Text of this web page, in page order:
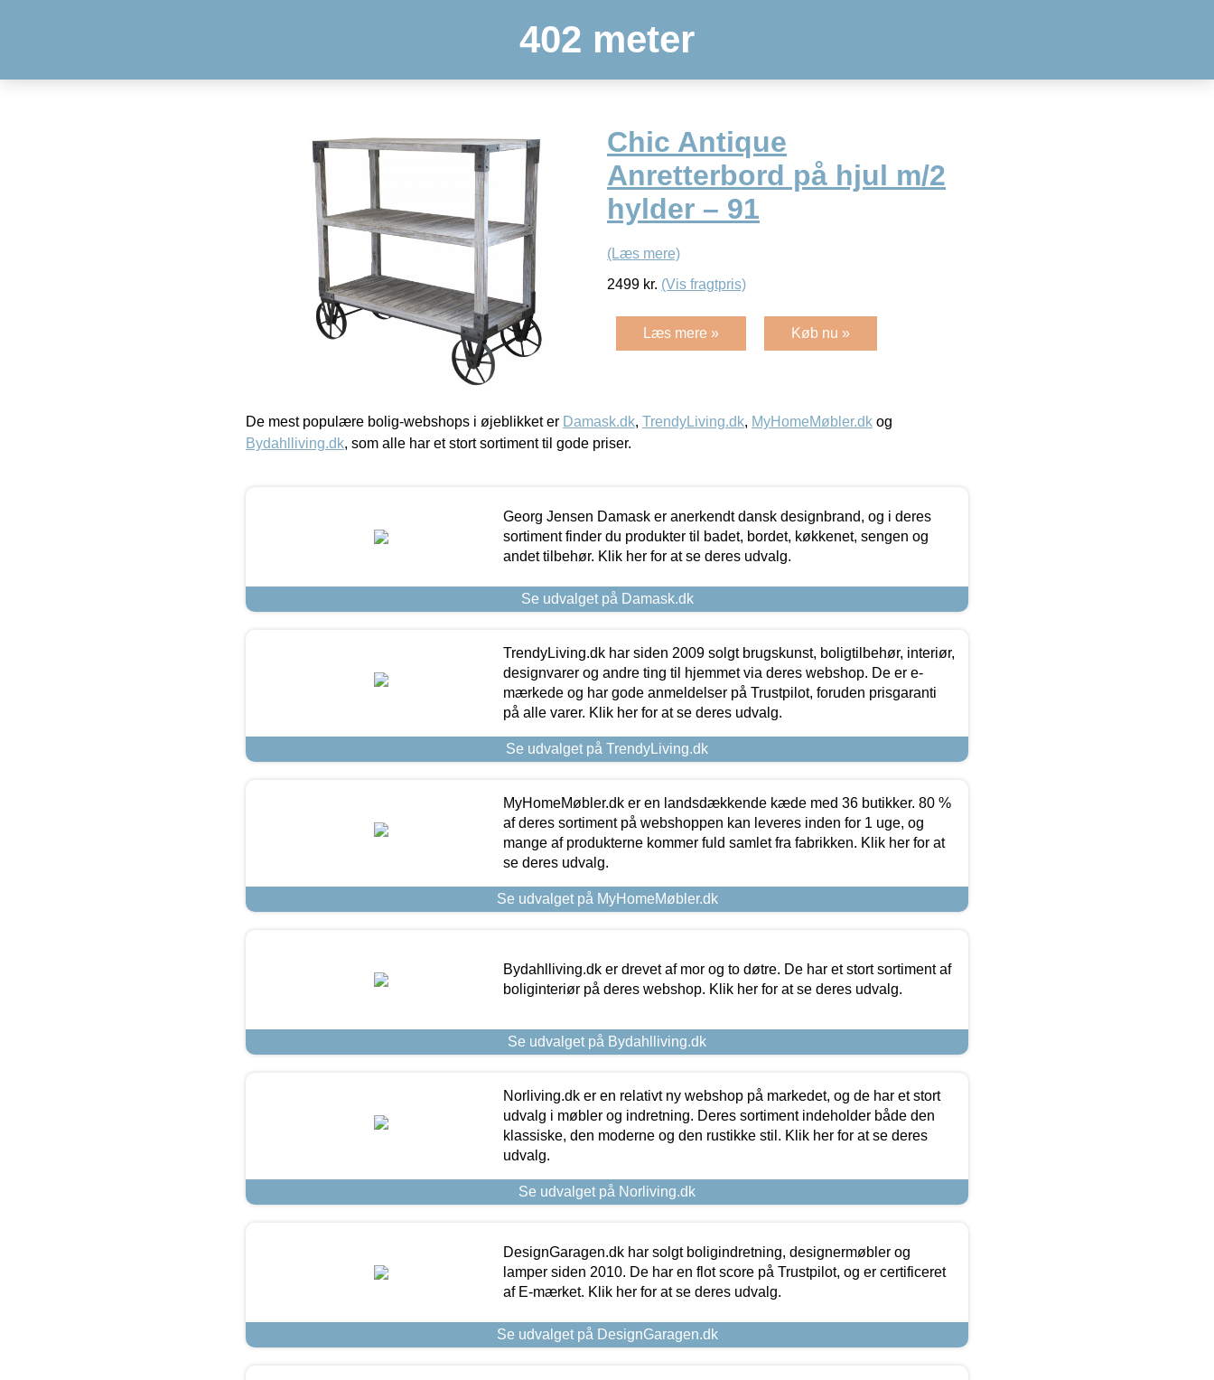
402 meter
Chic Antique
Anretterbord på hjul m/2
hylder – 91
(Læs mere)
2499 kr. (Vis fragtpris)
Læs mere » Køb nu »
De mest populære bolig-webshops i øjeblikket er Damask.dk, TrendyLiving.dk, MyHomeMøbler.dk og
Bydahlliving.dk, som alle har et stort sortiment til gode priser.
Georg Jensen Damask er anerkendt dansk designbrand, og i deres
sortiment finder du produkter til badet, bordet, køkkenet, sengen og
andet tilbehør. Klik her for at se deres udvalg.
Se udvalget på Damask.dk
TrendyLiving.dk har siden 2009 solgt brugskunst, boligtilbehør, interiør,
designvarer og andre ting til hjemmet via deres webshop. De er e-
mærkede og har gode anmeldelser på Trustpilot, foruden prisgaranti
på alle varer. Klik her for at se deres udvalg.
Se udvalget på TrendyLiving.dk
MyHomeMøbler.dk er en landsdækkende kæde med 36 butikker. 80 %
af deres sortiment på webshoppen kan leveres inden for 1 uge, og
mange af produkterne kommer fuld samlet fra fabrikken. Klik her for at
se deres udvalg.
Se udvalget på MyHomeMøbler.dk
Bydahlliving.dk er drevet af mor og to døtre. De har et stort sortiment af
boliginteriør på deres webshop. Klik her for at se deres udvalg.
Se udvalget på Bydahlliving.dk
Norliving.dk er en relativt ny webshop på markedet, og de har et stort
udvalg i møbler og indretning. Deres sortiment indeholder både den
klassiske, den moderne og den rustikke stil. Klik her for at se deres
udvalg.
Se udvalget på Norliving.dk
DesignGaragen.dk har solgt boligindretning, designermøbler og
lamper siden 2010. De har en flot score på Trustpilot, og er certificeret
af E-mærket. Klik her for at se deres udvalg.
Se udvalget på DesignGaragen.dk